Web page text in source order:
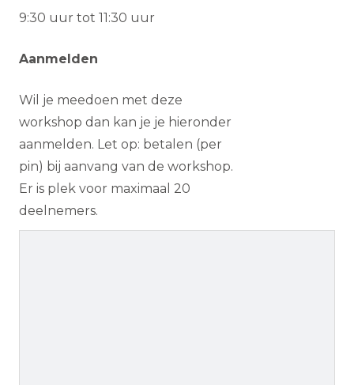
9:30 uur tot 11:30 uur
Aanmelden
Wil je meedoen met deze
workshop dan kan je je hieronder
aanmelden. Let op: betalen (per
pin) bij aanvang van de workshop.
Er is plek voor maximaal 20
deelnemers.